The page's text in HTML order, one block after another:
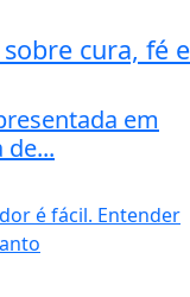
cura, fé e
em